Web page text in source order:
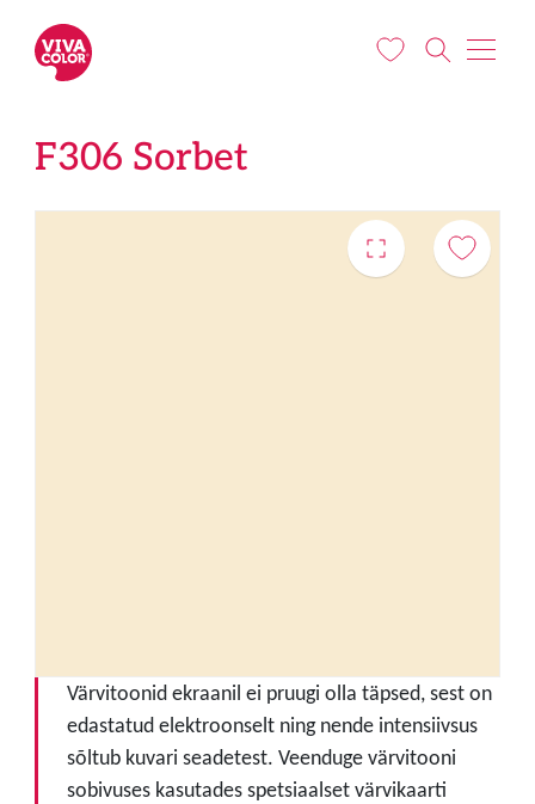
F306 Sorbet
Värvitoonid ekraanil ei pruugi olla täpsed, sest on
edastatud elektroonselt ning nende intensiivsus
sõltub kuvari seadetest. Veenduge värvitooni
sobivuses kasutades spetsiaalset värvikaarti